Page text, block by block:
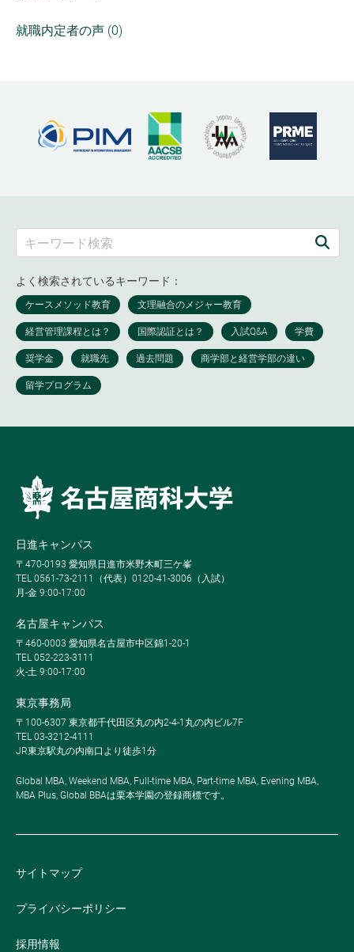
就職内定者の声 (0)
よく検索されているキーワード：
日進キャンパス
〒470-0193 愛知県日進市米野木町三ケ峯
TEL 0561-73-2111（代表）0120-41-3006（入試）
月-金 9:00-17:00
名古屋キャンパス
〒460-0003 愛知県名古屋市中区錦1-20-1
TEL 052-223-3111
火-土 9:00-17:00
東京事務局
〒100-6307 東京都千代田区丸の内2-4-1丸の内ビル7F
TEL 03-3212-4111
JR東京駅丸の内南口より徒歩1分
Global MBA, Weekend MBA, Full-time MBA, Part-time MBA, Evening MBA,
MBA Plus, Global BBAは栗本学園の登録商標です。
サイトマップ
プライバシーポリシー
採用情報